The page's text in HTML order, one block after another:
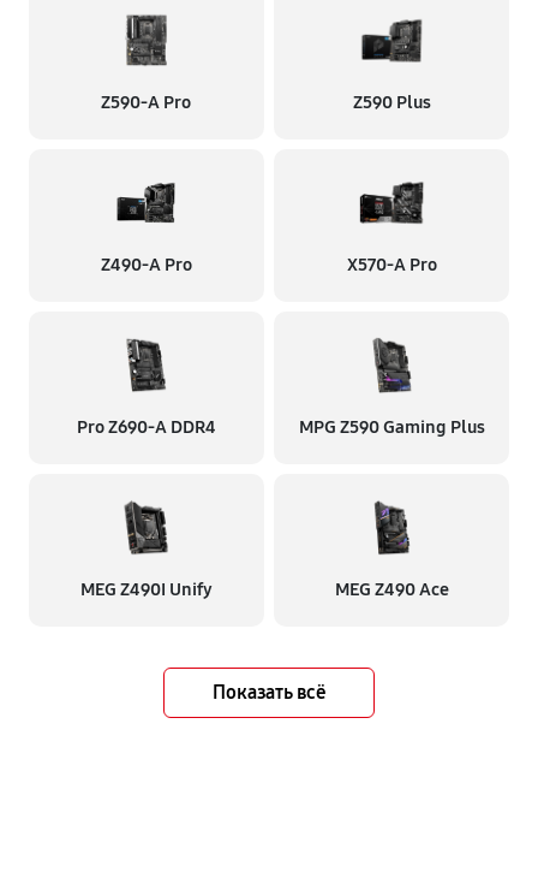
Z590-A Pro Z590 Plus
Z490-A Pro X570-A Pro
Pro Z690-A DDR4 MPG Z590 Gaming Plus
MEG Z490I Unify MEG Z490 Ace
Показать всё